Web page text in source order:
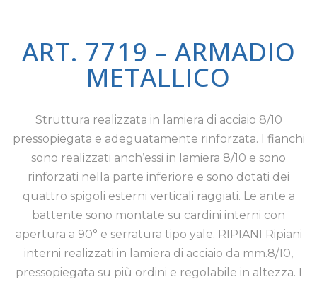
ART. 7719 – ARMADIO
METALLICO
Struttura realizzata in lamiera di acciaio 8/10
pressopiegata e adeguatamente rinforzata. I fianchi
sono realizzati anch’essi in lamiera 8/10 e sono
rinforzati nella parte inferiore e sono dotati dei
quattro spigoli esterni verticali raggiati. Le ante a
battente sono montate su cardini interni con
apertura a 90° e serratura tipo yale. RIPIANI Ripiani
interni realizzati in lamiera di acciaio da mm.8/10,
pressopiegata su più ordini e regolabile in altezza. I